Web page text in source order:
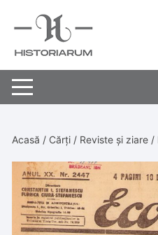
Acasă / Cărți / Reviste și ziare /